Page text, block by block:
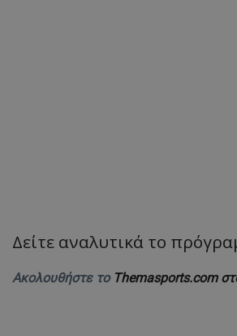
Δείτε αναλυτικά το
Ακολουθήστε το Themasports.com